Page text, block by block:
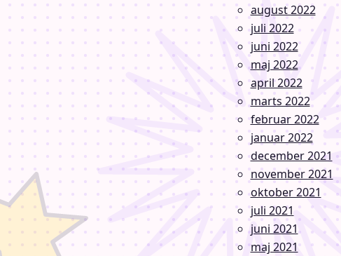
august 2022
juli 2022
juni 2022
maj 2022
april 2022
marts 2022
februar 2022
januar 2022
december 2021
november 2021
oktober 2021
juli 2021
juni 2021
maj 2021